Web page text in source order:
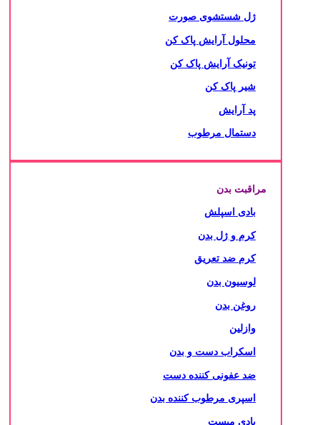
ژل شستشوی صورت
محلول آرایش پاک کن
تونیک آرایش پاک کن
شیر پاک کن
پد آرایش
دستمال مرطوب
مراقبت بدن
بادی اسپلش
کرم و ژل بدن
کرم ضد تعریق
لوسیون بدن
روغن بدن
وازلین
اسکراب دست و بدن
ضد عفونی کننده دست
اسپری مرطوب کننده بدن
بادی میست